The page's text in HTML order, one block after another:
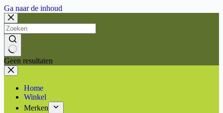
Ga naar de inhoud
Geen resultaten
Home
Winkel
Merken